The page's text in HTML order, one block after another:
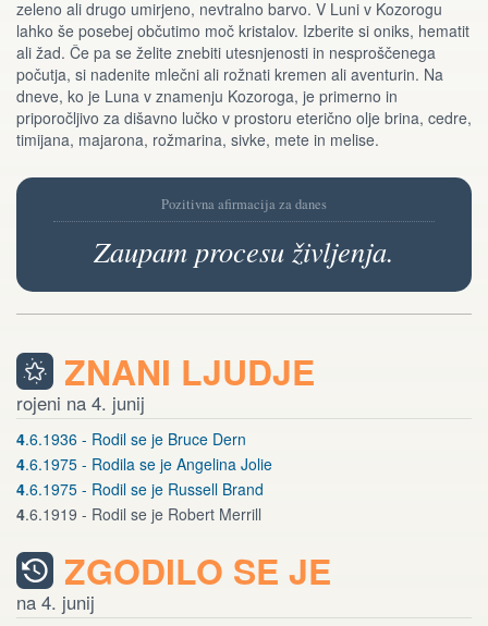
zeleno ali drugo umirjeno, nevtralno barvo. V Luni v Kozorogu
lahko še posebej občutimo moč kristalov. Izberite si oniks, hematit
ali žad. Če pa se želite znebiti utesnjenosti in nesproščenega
počutja, si nadenite mlečni ali rožnati kremen ali aventurin. Na
dneve, ko je Luna v znamenju Kozoroga, je primerno in
priporočljivo za dišavno lučko v prostoru eterično olje brina, cedre,
timijana, majarona, rožmarina, sivke, mete in melise.
Pozitivna afirmacija za danes
Zaupam procesu življenja.
ZNANI LJUDJE
rojeni na 4. junij
4.6.1936 - Rodil se je Bruce Dern
4.6.1975 - Rodila se je Angelina Jolie
4.6.1975 - Rodil se je Russell Brand
4.6.1919 - Rodil se je Robert Merrill
ZGODILO SE JE
na 4. junij